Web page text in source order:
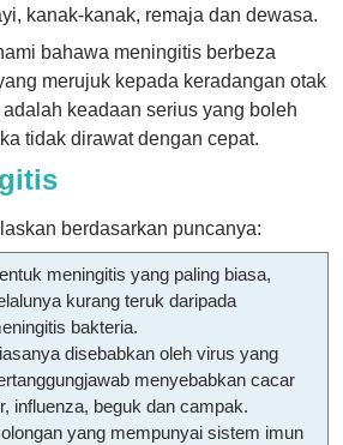
kanak-kanak, remaja dan dewasa.
bahawa meningitis berbeza
merujuk kepada keradangan otak
keadaan serius yang boleh
tidak dirawat dengan cepat.
berdasarkan puncanya:
meningitis yang paling biasa,
kurang teruk daripada
bakteria.
disebabkan oleh virus yang
menyebabkan cacar
influenza, beguk dan campak.
yang mempunyai sistem imun